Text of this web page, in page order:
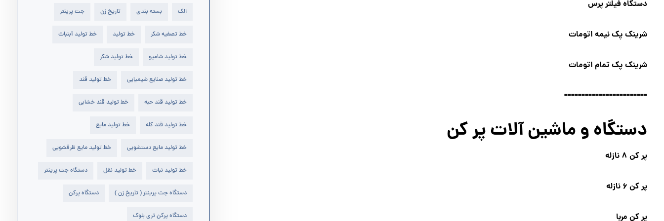
دستگاه فیلتر پرس
شرینک پک نیمه اتومات
شرینک پک تمام اتومات
========================
دستگاه و ماشین آلات پر کن
پر کن ۸ نازله
پر کن ۶ نازله
پر کن مربا
الک بسته بندی تاریخ زن جت پرینتر
خط تصفیه شکر خط تولید خط تولید آبنبات
خط تولید شامپو خط تولید شکر
خط تولید صنایع شیمیایی خط تولید قند
خط تولید قند حبه خط تولید قند خشابی
خط تولید قند کله خط تولید مایع
خط تولید مایع دستشویی خط تولید مایع ظرفشویی
خط تولید نبات خط تولید نقل دستگاه جت پرینتر
دستگاه جت پرینتر ( تاریخ زن ) دستگاه پرکن
دستگاه پرکن تری بلوک